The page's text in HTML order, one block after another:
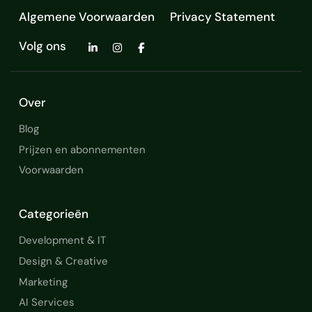
WhatsApp API OpenAI
Google Apps Stripe
Algemene Voorwaarden
Privacy Statement
Volg ons
Over
Blog
Prijzen en abonnementen
Voorwaarden
Categorieën
Development & IT
Design & Creative
Marketing
AI Services